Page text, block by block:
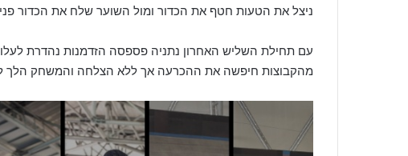
ניצל את הטעות חטף את הכדור ומול השוער שלח את הכדור פנימה – שוויון 2:2 בחצי הגמר השני
עם תחילת השליש האחרון נתניה פספסה הזדמנות נהדרת
מהקבוצות חיפשה את ההכרעה אך ללא הצלחה והמשחק הלך